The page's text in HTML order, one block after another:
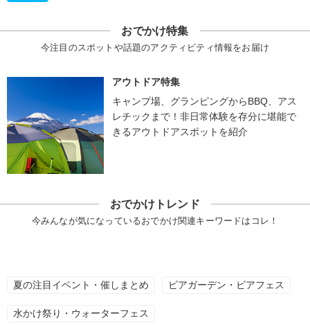
おでかけ特集
今注目のスポットや話題のアクティビティ情報をお届け
アウトドア特集
キャンプ場、グランピングからBBQ、アス
レチックまで！非日常体験を存分に堪能で
きるアウトドアスポットを紹介
おでかけトレンド
今みんなが気になっているおでかけ関連キーワードはコレ！
夏の注目イベント・催しまとめ ビアガーデン・ビアフェス
水かけ祭り・ウォーターフェス